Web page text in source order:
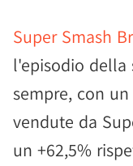
Super Smash
l'episodio della
sempre, con
vendute da
un +62,5%